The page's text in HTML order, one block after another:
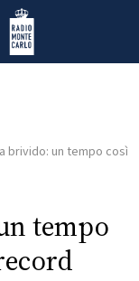
Radio Monte Carlo
brivido: un tempo così
tempo